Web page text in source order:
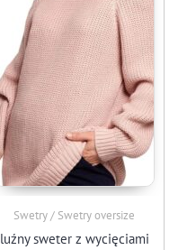
Swetry / Swetry oversize
luźny sweter z wycięciami